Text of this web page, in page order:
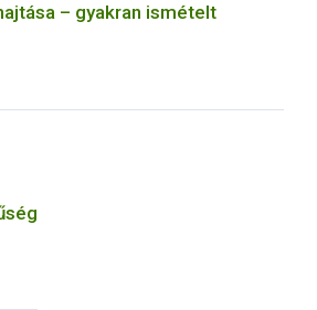
– gyakran ismételt